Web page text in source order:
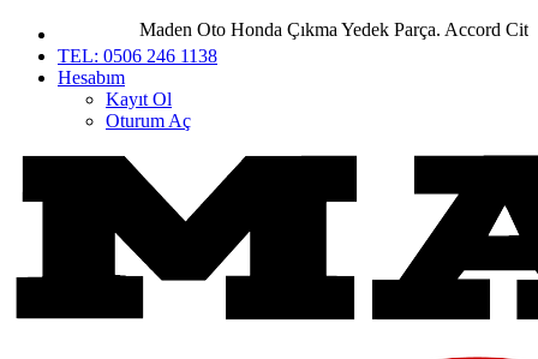
Maden Oto Honda Çıkma Yedek Parça. Accord City
TEL: 0506 246 1138
Hesabım
Kayıt Ol
Oturum Aç